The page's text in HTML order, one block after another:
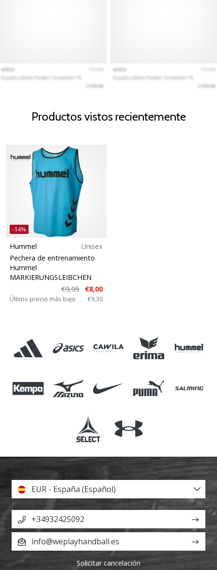
Productos vistos recientemente
-14%
Hummel
Unisex
Pechera de entrenamiento
Hummel
MARKIERUNGSLEIBCHEN
€9,95
€8,00
Último precio más bajo €9,30
EUR - España (Español)
+34932425092
info@weplayhandball.es
Solicitar cancelación